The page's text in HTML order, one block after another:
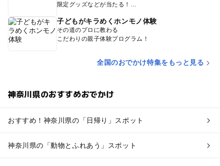
限定グッズなどが当たる！
子どもがキラめくホンモノ体験
その道のプロに教わる
こだわりの親子体験プログラム！
全国のおでかけ特集をもっと見る
神奈川県のおすすめおでかけ
おすすめ！神奈川県の「日帰り」スポット
神奈川県の「動物とふれあう」スポット